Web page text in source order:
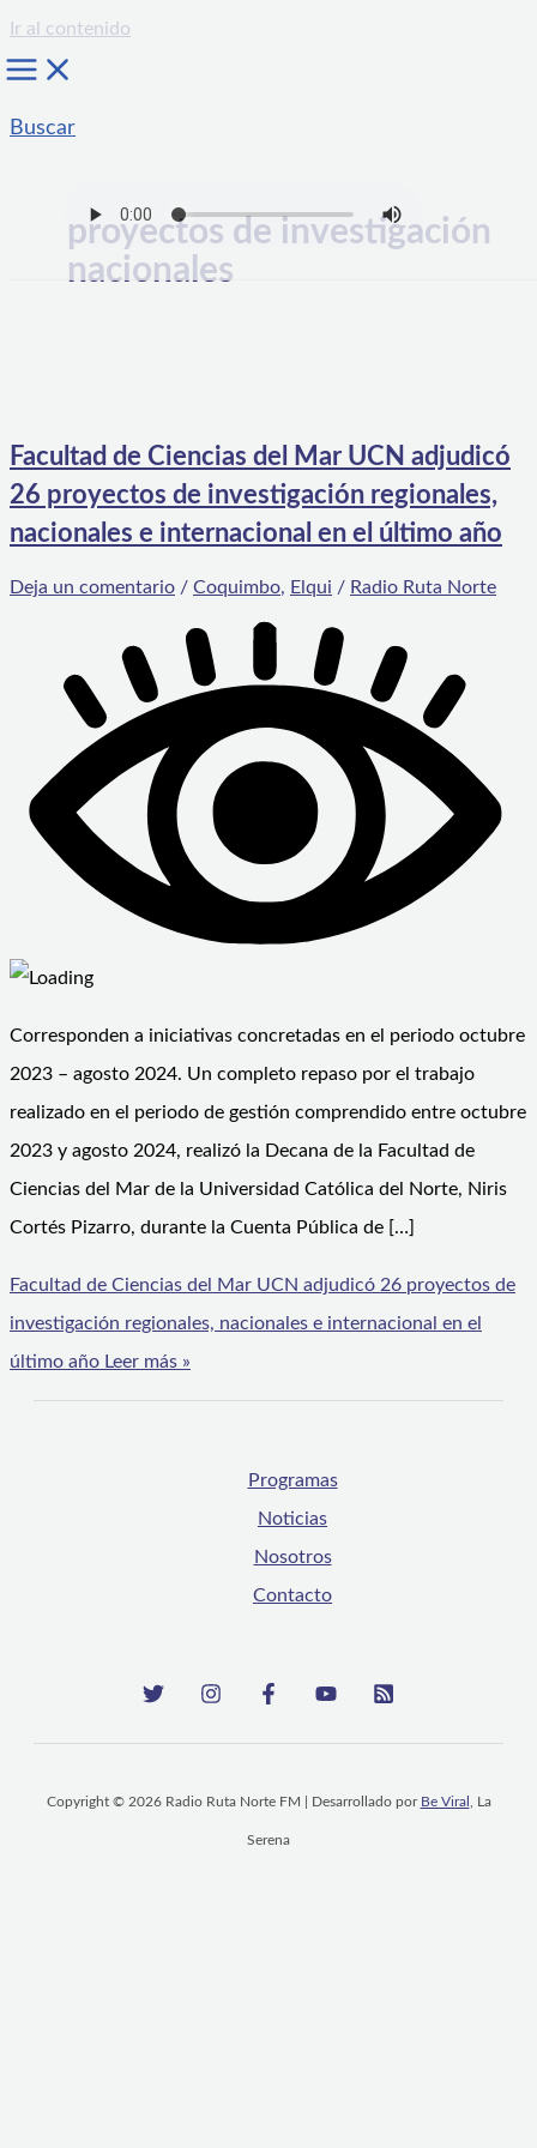
Ir al contenido
Buscar
proyectos de investigación
nacionales
Facultad de Ciencias del Mar UCN adjudicó
26 proyectos de investigación regionales,
nacionales e internacional en el último año
Deja un comentario / Coquimbo, Elqui / Radio Ruta Norte
Corresponden a iniciativas concretadas en el periodo octubre
2023 – agosto 2024. Un completo repaso por el trabajo
realizado en el periodo de gestión comprendido entre octubre
2023 y agosto 2024, realizó la Decana de la Facultad de
Ciencias del Mar de la Universidad Católica del Norte, Niris
Cortés Pizarro, durante la Cuenta Pública de […]
Facultad de Ciencias del Mar UCN adjudicó 26 proyectos de
investigación regionales, nacionales e internacional en el
último año Leer más »
Programas
Noticias
Nosotros
Contacto
Copyright © 2026 Radio Ruta Norte FM | Desarrollado por Be Viral , La
Serena